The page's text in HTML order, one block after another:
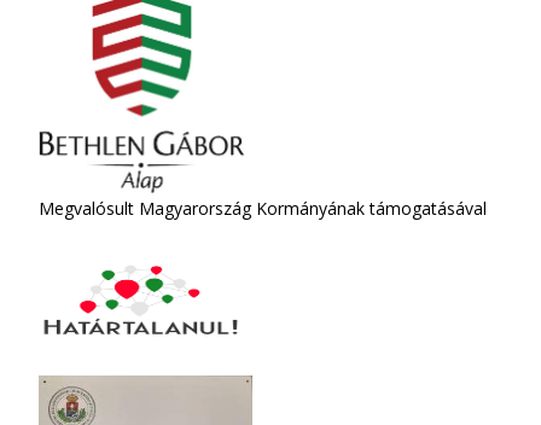
Megvalósult Magyarország Kormányának támogatásával